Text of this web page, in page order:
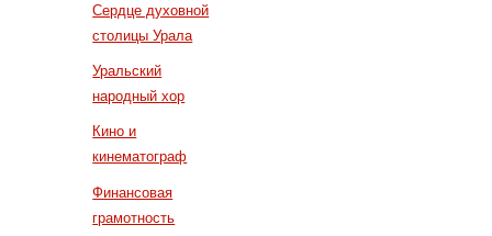
Сердце духовной
столицы Урала
Уральский
народный хор
Кино и
кинематограф
Финансовая
грамотность